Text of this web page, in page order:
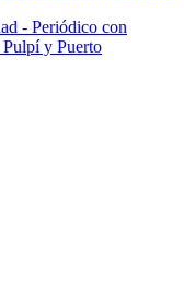
- Periódico con
y Puerto